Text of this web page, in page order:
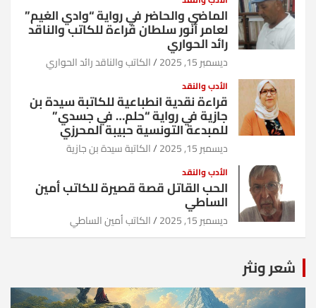
الماضي والحاضر في رواية “وادي الغيم”
لعامر أنور سلطان قراءة للكاتب والناقد
رائد الحواري
ديسمبر 15, 2025 الكاتب والناقد رائد الحواري
الأدب والنقد
قراءة نقدية انطباعية للكاتبة سيدة بن
جازية في رواية “حلم… في جسدي”
للمبدعة التونسية حبيبة المحرزي
ديسمبر 15, 2025 الكاتبة سيدة بن جازية
الأدب والنقد
الحب القاتل قصة قصيرة للكاتب أمين
الساطي
ديسمبر 15, 2025 الكاتب أمين الساطي
شعر ونثر